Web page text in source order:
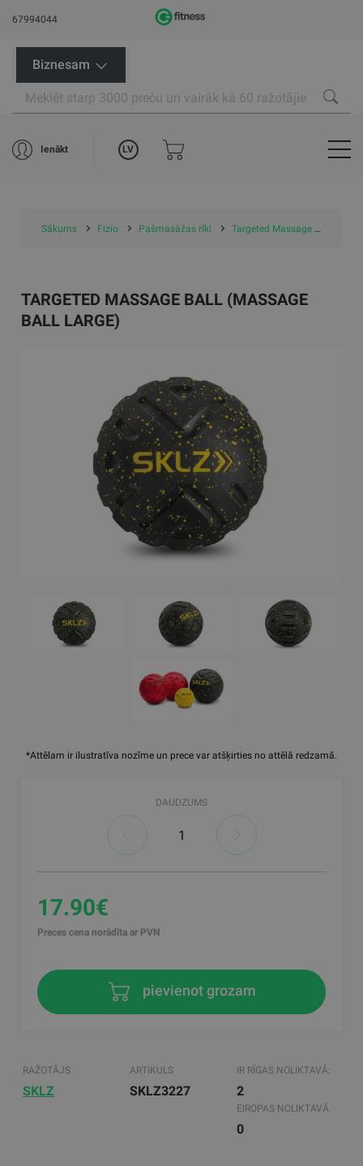
67994044
Biznesam
Ienākt LV
Sākums Fizio Pašmasāžas rīki Targeted Massage Ball (Massage Ball Large)
*Attēlam ir ilustratīva nozīme un prece var atšķirties no attēlā redzamā.
TARGETED MASSAGE BALL (MASSAGE
BALL LARGE)
DAUDZUMS
17.90€
Preces cena norādīta ar PVN
pievienot grozam
RAŽOTĀJS
SKLZ
ARTIKULS
SKLZ3227
IR RĪGAS NOLIKTAVĀ:
2
EIROPAS NOLIKTAVĀ
0